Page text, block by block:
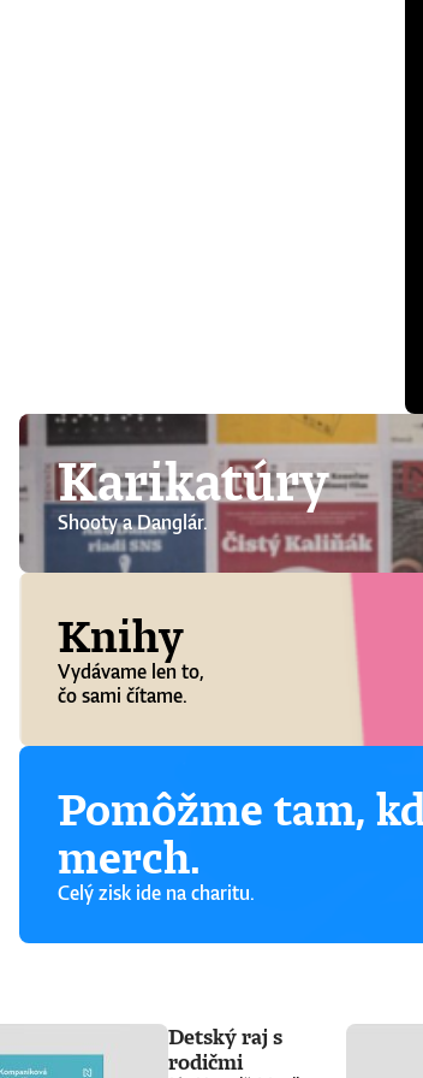
Karikatúry
Shooty a Danglár.
Knihy
Vydávame len to,
čo sami čítame.
Pomôžme tam,
merch.
Celý zisk ide na charitu.
Detský raj s
rodičmi